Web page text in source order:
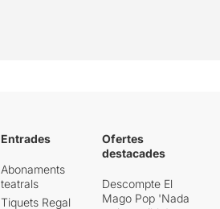
Entrades
Abonaments
teatrals
Tiquets Regal
Ofertes
destacades
Descompte El
Mago Pop 'Nada